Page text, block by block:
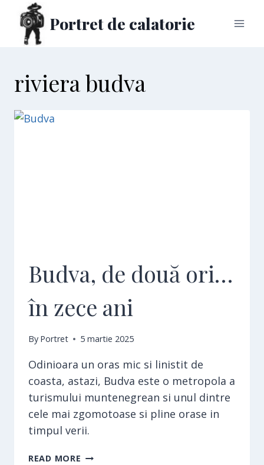
content
Portret de calatorie
riviera budva
Budva, de două ori…
în zece ani
By Portret 5 martie 2025
Odinioara un oras mic si linistit de
coasta, astazi, Budva este o metropola a
turismului muntenegrean si unul dintre
cele mai zgomotoase si pline orase in
timpul verii.
READ MORE BUDVA,